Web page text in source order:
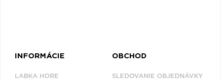
INFORMÁCIE
LABKA HORE
OBCHOD
SLEDOVANIE OBJEDNÁVKY